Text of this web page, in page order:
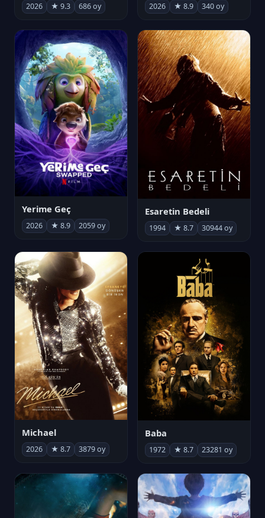
2026 ★ 9.3 686 oy 2026 ★ 8.9 340 oy
Yerime Geç
2026 ★ 8.9 2059 oy
Esaretin Bedeli
1994 ★ 8.7 30944 oy
Michael
2026 ★ 8.7 3879 oy
Baba
1972 ★ 8.7 23281 oy